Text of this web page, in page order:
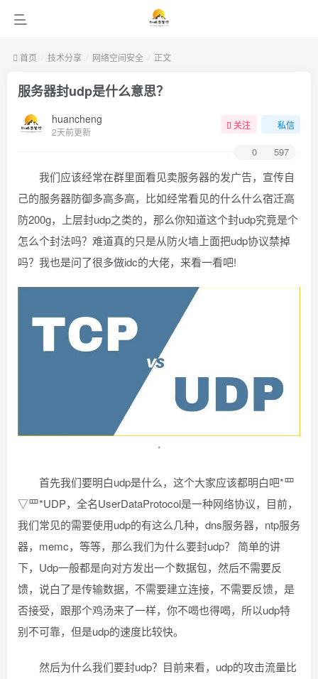
首页 技术分享 网络空间安全 正文
服务器封udp是什么意思？
huancheng
2天前更新
关注 私信
0 597
我们应该经常在群里面看见卖服务器的发广告，宣传自
己的服务器防御多高多高，比如经常看见的什么什么宿迁高
防200g，上层封udp之类的，那么你知道这个封udp究竟是个
怎么个封法吗？难道真的只是从防火墙上面把udp协议禁掉
吗？我也是问了很多做idc的大佬，来看一看吧!
*
首先我们要明白udp是什么，这个大家应该都明白吧*罒
▽罒*UDP，全名UserDataProtocol是一种网络协议，目前，
我们常见的需要使用udp的有这么几种，dns服务器，ntp服务
器，memc，等等，那么我们为什么要封udp？ 简单的讲
下，Udp一般都是向对方发出一个数据包，然后不需要反
馈，说白了是传输数据，不需要建立连接，不需要反馈，是
否接受，跟那个鸡汤来了一样，你不喝也得喝，所以udp特
别不可靠，但是udp的速度比较快。
然后为什么我们要封udp？目前来看，udp的攻击流量比